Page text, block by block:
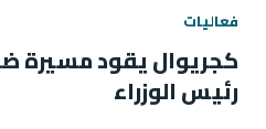
فعاليات
رئيس الوزراء